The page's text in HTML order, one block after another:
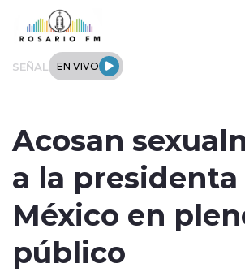
Click acá para ir directamente al
SEÑAL EN VIVO
Regionales
Tendencias
Acosan
a la presidenta
México en
público